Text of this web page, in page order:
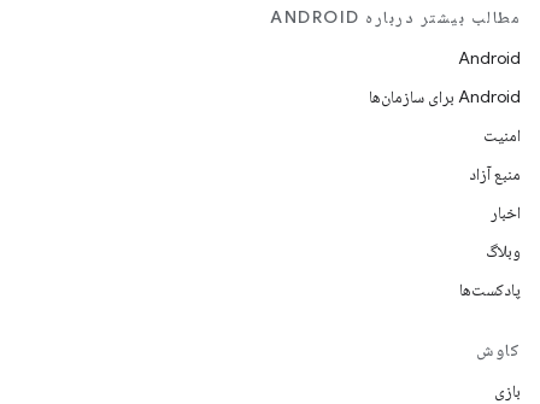
مطالب بیشتر درباره ANDROID
Android
Android برای سازمان‌ها
امنیت
منبع آزاد
اخبار
وبلاگ
پادکست‌ها
کاوش
بازی